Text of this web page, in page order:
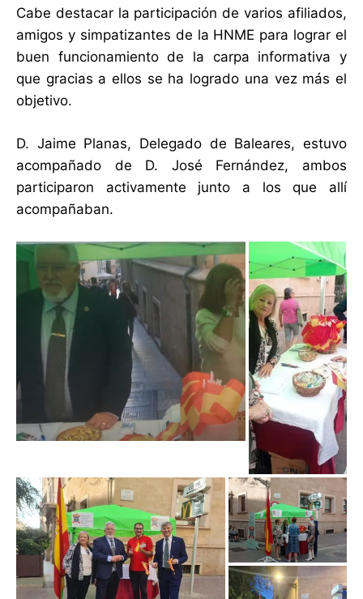
Cabe destacar la participación de varios afiliados,
amigos y simpatizantes de la HNME para lograr el
buen funcionamiento de la carpa informativa y
que gracias a ellos se ha logrado una vez más el
objetivo.
D. Jaime Planas, Delegado de Baleares, estuvo
acompañado de D. José Fernández, ambos
participaron activamente junto a los que allí
acompañaban.